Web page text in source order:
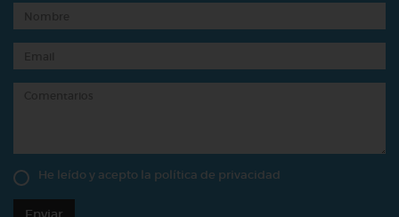
He leído y acepto la política de privacidad